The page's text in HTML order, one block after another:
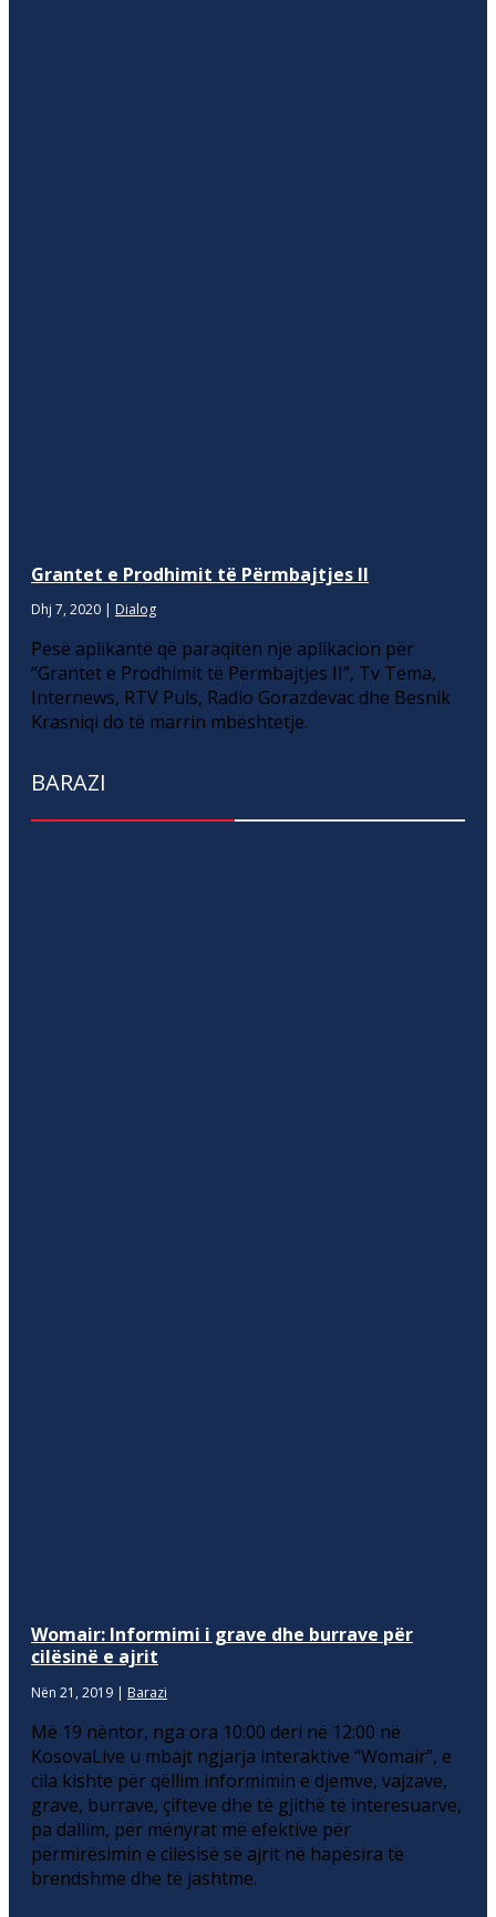
Grantet e Prodhimit të Përmbajtjes II
Dhj 7, 2020 | Dialog
Pesë aplikantë që paraqitën një aplikacion për
“Grantet e Prodhimit të Përmbajtjes II”, Tv Tema,
Internews, RTV Puls, Radio Gorazdevac dhe Besnik
Krasniqi do të marrin mbështetje.
BARAZI
Womair: Informimi i grave dhe burrave për
cilësinë e ajrit
Nën 21, 2019 | Barazi
Më 19 nëntor, nga ora 10:00 deri në 12:00 në
KosovaLive u mbajt ngjarja interaktive “Womair”, e
cila kishte për qëllim informimin e djemve, vajzave,
grave, burrave, çifteve dhe të gjithë të interesuarve,
pa dallim, për mënyrat më efektive për
përmirësimin e cilësisë së ajrit në hapësira të
brendshme dhe të jashtme.